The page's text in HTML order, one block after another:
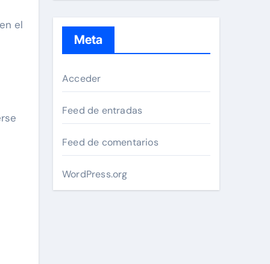
el
Meta
Acceder
Feed de entradas
Feed de comentarios
WordPress.org